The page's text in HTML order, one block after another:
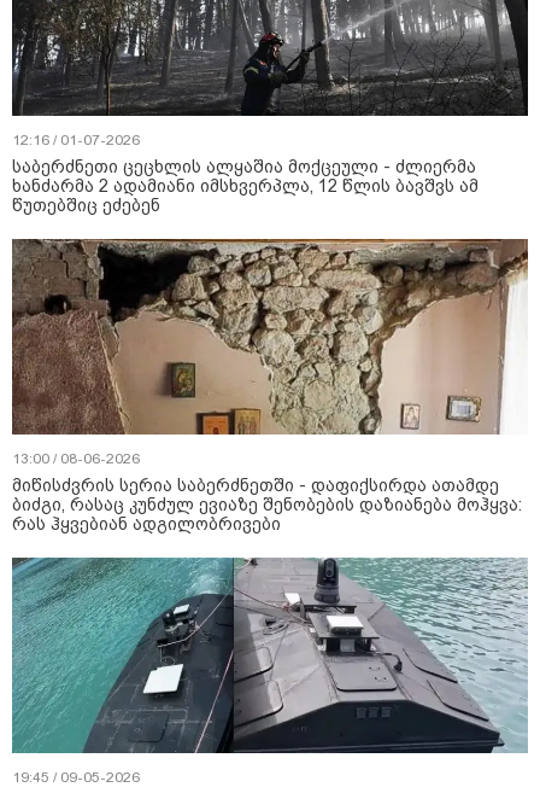
12:16 / 01-07-2026
საბერძნეთი ცეცხლის ალყაშია მოქცეული - ძლიერმა
ხანძარმა 2 ადამიანი იმსხვერპლა, 12 წლის ბავშვს ამ
წუთებშიც ეძებენ
13:00 / 08-06-2026
მიწისძვრის სერია საბერძნეთში - დაფიქსირდა ათამდე
ბიძგი, რასაც კუნძულ ევიაზე შენობების დაზიანება მოჰყვა:
რას ჰყვებიან ადგილობრივები
19:45 / 09-05-2026